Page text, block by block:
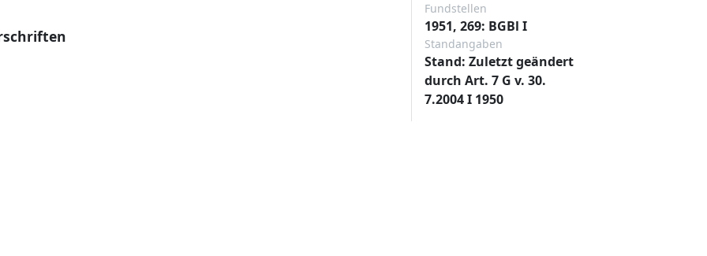
Fundstellen
1951, 269: BGBl I
Standangaben
Stand: Zuletzt geändert
durch Art. 7 G v. 30.
7.2004 I 1950